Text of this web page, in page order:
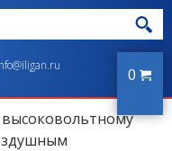
0
высоковольтному